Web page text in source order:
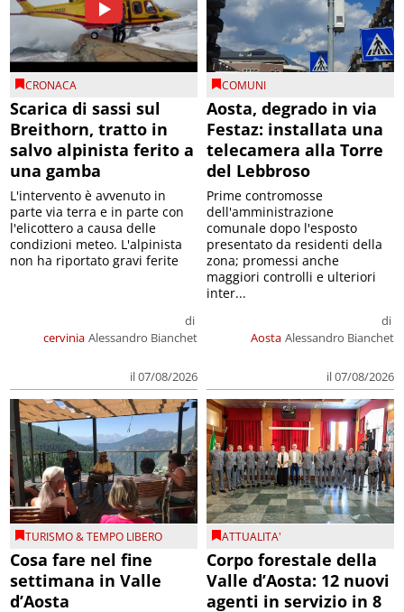
CRONACA
Scarica di sassi sul
Breithorn, tratto in
salvo alpinista ferito a
una gamba
cervinia
di
Alessandro Bianchet
il 07/08/2026
L'intervento è avvenuto in
parte via terra e in parte con
l'elicottero a causa delle
condizioni meteo. L'alpinista
non ha riportato gravi ferite
COMUNI
Aosta, degrado in via
Festaz: installata una
telecamera alla Torre
del Lebbroso
Aosta
di
Alessandro Bianchet
il 07/08/2026
Prime contromosse
dell'amministrazione
comunale dopo l'esposto
presentato da residenti della
zona; promessi anche
maggiori controlli e ulteriori
inter...
TURISMO & TEMPO LIBERO
Cosa fare nel fine
settimana in Valle
d’Aosta
ATTUALITA'
Corpo forestale della
Valle d’Aosta: 12 nuovi
agenti in servizio in 8